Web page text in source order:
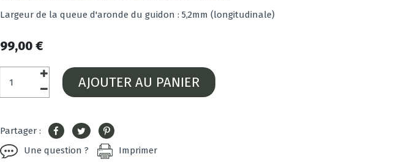
Largeur de la queue d'aronde du guidon : 5,2mm (longitudinale)
99,00 €
AJOUTER AU PANIER
Partager :
Une question ?
Imprimer